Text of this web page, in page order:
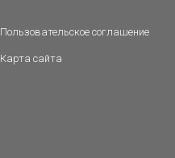
Пользовательское соглашение
Карта сайта